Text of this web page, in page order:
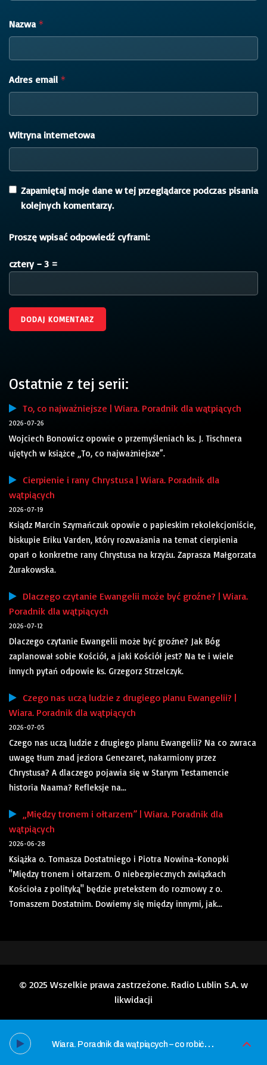
Nazwa *
Adres email *
Witryna internetowa
Zapamiętaj moje dane w tej przeglądarce podczas pisania
kolejnych komentarzy.
Proszę wpisać odpowiedź cyframi:
cztery − 3 =
Ostatnie z tej serii:
To, co najważniejsze | Wiara. Poradnik dla wątpiących
2026-07-26
Wojciech Bonowicz opowie o przemyśleniach ks. J. Tischnera
ujętych w książce „To, co najważniejsze”.
Cierpienie i rany Chrystusa | Wiara. Poradnik dla
wątpiących
2026-07-19
Ksiądz Marcin Szymańczuk opowie o papieskim rekolekcjoniście,
biskupie Eriku Varden, który rozważania na temat cierpienia
oparł o konkretne rany Chrystusa na krzyżu. Zaprasza Małgorzata
Żurakowska.
Dlaczego czytanie Ewangelii może być groźne? | Wiara.
Poradnik dla wątpiących
2026-07-12
Dlaczego czytanie Ewangelii może być groźne? Jak Bóg
zaplanował sobie Kościół, a jaki Kościół jest? Na te i wiele
innych pytań odpowie ks. Grzegorz Strzelczyk.
Czego nas uczą ludzie z drugiego planu Ewangelii? |
Wiara. Poradnik dla wątpiących
2026-07-05
Czego nas uczą ludzie z drugiego planu Ewangelii? Na co zwraca
uwagę tłum znad jeziora Genezaret, nakarmiony przez
Chrystusa? A dlaczego pojawia się w Starym Testamencie
historia Naama? Refleksje na...
„Między tronem i ołtarzem” | Wiara. Poradnik dla
wątpiących
2026-06-28
Książka o. Tomasza Dostatniego i Piotra Nowina-Konopki
"Między tronem i ołtarzem. O niebezpiecznych związkach
Kościoła z polityką" będzie pretekstem do rozmowy z o.
Tomaszem Dostatnim. Dowiemy się między innymi, jak...
© 2025 Wszelkie prawa zastrzeżone. Radio Lublin S.A. w
likwidacji
W
iara. Poradnik dla wątpiących – co robić, kiedy postępowanie ludzi Kościoła nas gorszy lub rani